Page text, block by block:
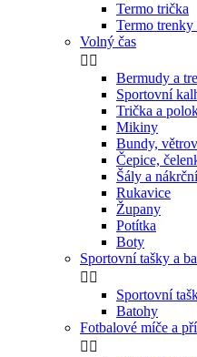
Termo trička
Termo trenky
Volný čas
 
Bermudy a
Sportovní
Trička a
Mikiny
Bundy,
Čepice,
Šály a
Rukavice
Župany
Potítka
Boty
Sportovní tašky a
 
Sportovní
Batohy
Fotbalové míče a
 